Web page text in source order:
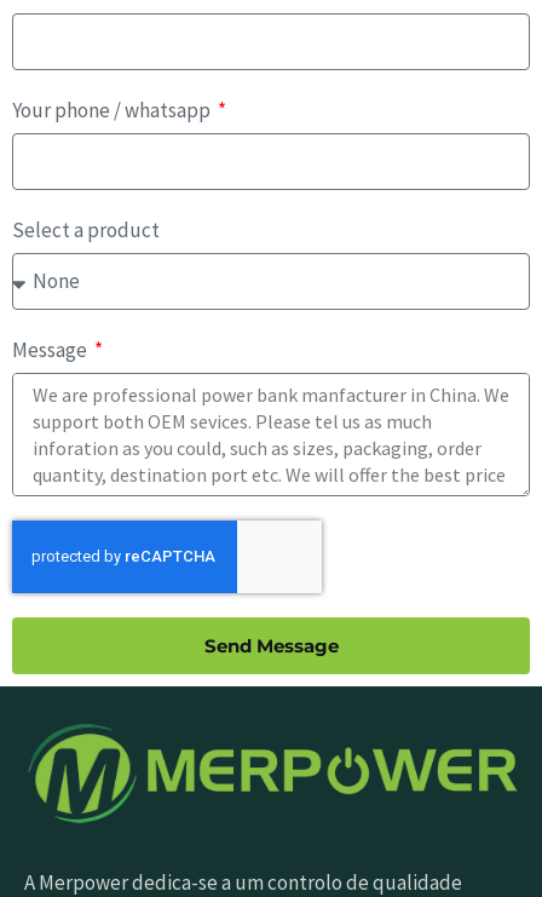
Your phone / whatsapp
Select a product
Message
Send Message
A Merpower dedica-se a um controlo de qualidade